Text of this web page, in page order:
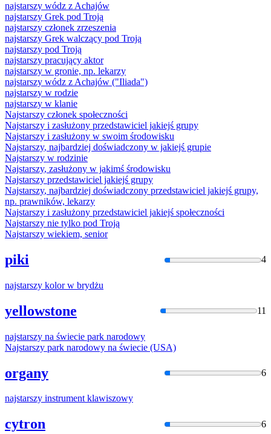
najstarszy wódz z Achajów
najstarszy Grek pod Troją
najstarszy członek zrzeszenia
najstarszy Grek walczący pod Troją
najstarszy pod Troją
najstarszy pracujący aktor
najstarszy w gronie, np. lekarzy
najstarszy wódz z Achajów ("Iliada")
najstarszy w rodzie
najstarszy w klanie
Najstarszy członek społeczności
Najstarszy i zasłużony przedstawiciel jakiejś grupy
Najstarszy i zasłużony w swoim środowisku
Najstarszy, najbardziej doświadczony w jakiejś grupie
Najstarszy w rodzinie
Najstarszy, zasłużony w jakimś środowisku
Najstarszy przedstawiciel jakiejś grupy
Najstarszy, najbardziej doświadczony przedstawiciel jakiejś grupy,
np. prawników, lekarzy
Najstarszy i zasłużony przedstawiciel jakiejś społeczności
Najstarszy nie tylko pod Troją
Najstarszy wiekiem, senior
piki 4
najstarszy kolorw brydżu
yellowstone 11
najstarszy na świecie park narodowy
Najstarszy park narodowy na świecie (USA)
organy 6
najstarszy instrument klawiszowy
cytron 6